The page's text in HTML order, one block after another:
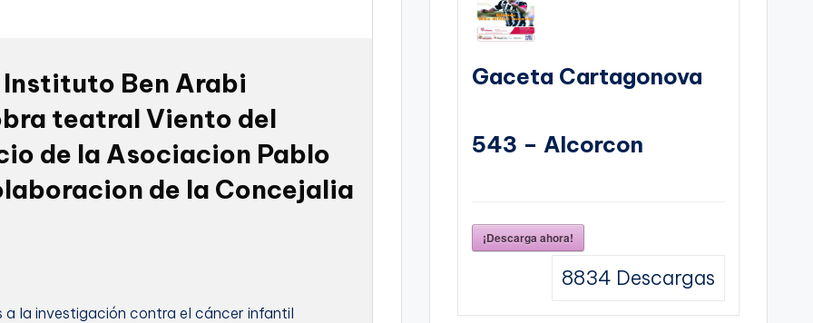
Instituto Ben Arabi
teatral Viento del
de la Asociacion Pablo
de la Concejalia
a la investigación contra el cáncer infantil
Gaceta Cartagonova
543 – Alcorcon
¡Descarga ahora!
8834 Descargas